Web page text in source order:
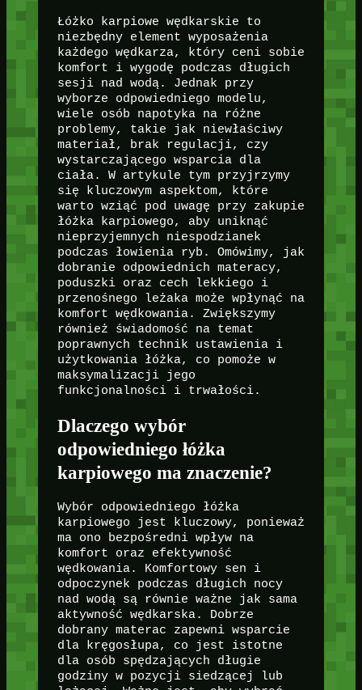
Łóżko karpiowe wędkarskie to
niezbędny element wyposażenia
każdego wędkarza, który ceni sobie
komfort i wygodę podczas długich
sesji nad wodą. Jednak przy
wyborze odpowiedniego modelu,
wiele osób napotyka na różne
problemy, takie jak niewłaściwy
materiał, brak regulacji, czy
wystarczającego wsparcia dla
ciała. W artykule tym przyjrzymy
się kluczowym aspektom, które
warto wziąć pod uwagę przy zakupie
łóżka karpiowego, aby uniknąć
nieprzyjemnych niespodzianek
podczas łowienia ryb. Omówimy, jak
dobranie odpowiednich materacy,
poduszki oraz cech lekkiego i
przenośnego leżaka może wpłynąć na
komfort wędkowania. Zwiększymy
również świadomość na temat
poprawnych technik ustawienia i
użytkowania łóżka, co pomoże w
maksymalizacji jego
funkcjonalności i trwałości.
Dlaczego wybór
odpowiedniego łóżka
karpiowego ma znaczenie?
Wybór odpowiedniego łóżka
karpiowego jest kluczowy, ponieważ
ma ono bezpośredni wpływ na
komfort oraz efektywność
wędkowania. Komfortowy sen i
odpoczynek podczas długich nocy
nad wodą są równie ważne jak sama
aktywność wędkarska. Dobrze
dobrany materac zapewni wsparcie
dla kręgosłupa, co jest istotne
dla osób spędzających długie
godziny w pozycji siedzącej lub